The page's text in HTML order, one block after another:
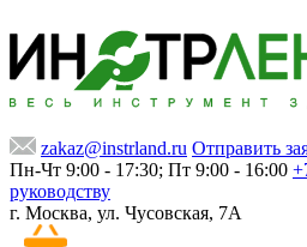
zakaz@instrland.ru Отправить
Пн-Чт 9:00 - 17:30; Пт 9:00 - 16:00
руководству
г. Москва, ул. Чусовская, 7А